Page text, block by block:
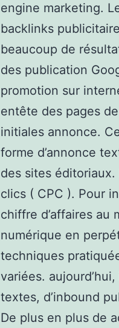
engine marketing.
backlinks
beaucoup de
des publication
promotion sur
entête des pages
initiales annonce.
forme d’annonce
des sites éditoriaux.
clics ( CPC ). Pour
chiffre d’affaires au
numérique en
techniques
variées.
textes, d’inbound
De plus en plus de